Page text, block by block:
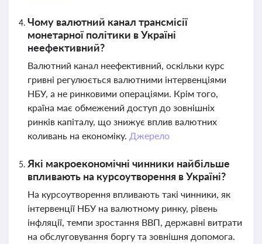
Чому валютний канал трансмісії
монетарної політики в Україні
неефективний?
Валютний канал неефективний, оскільки курс
гривні регулюється валютними інтервенціями
НБУ, а не ринковими операціями. Крім того,
країна має обмежений доступ до зовнішніх
ринків капіталу, що знижує вплив валютних
коливань на економіку. Джерело
Які макроекономічні чинники найбільше
впливають на курсоутворення в Україні?
На курсоутворення впливають такі чинники, як
інтервенції НБУ на валютному ринку, рівень
інфляції, темпи зростання ВВП, державні витрати
на обслуговування боргу та зовнішня допомога.